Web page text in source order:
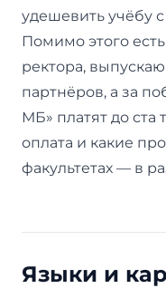
удешевить учёбу
Помимо этого
ректора,
партнёров, а за
МБ» платят до ста
оплата и какие
факультетах — в
Языки и